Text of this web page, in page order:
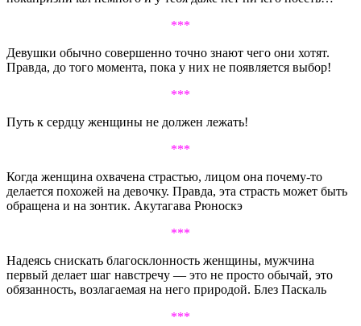
***
Девушки обычно совершенно точно знают чего они хотят.
Правда, до того момента, пока у них не появляется выбор!
***
Путь к сердцу женщины не должен лежать!
***
Когда женщина охвачена страстью, лицом она почему-то
делается похожей на девочку. Правда, эта страсть может быть
обращена и на зонтик. Акутагава Рюноскэ
***
Надеясь снискать благосклонность женщины, мужчина
первый делает шаг навстречу — это не просто обычай, это
обязанность, возлагаемая на него природой. Блез Паскаль
***